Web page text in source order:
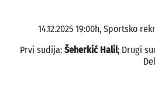
14.12.2025 19:00h, Sportsko
Prvi sudija: Šeherkić Halil; Drugi